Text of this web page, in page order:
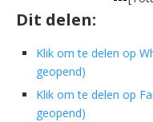
Dit delen:
Klik om te delen op
geopend)
Klik om te delen op
geopend)